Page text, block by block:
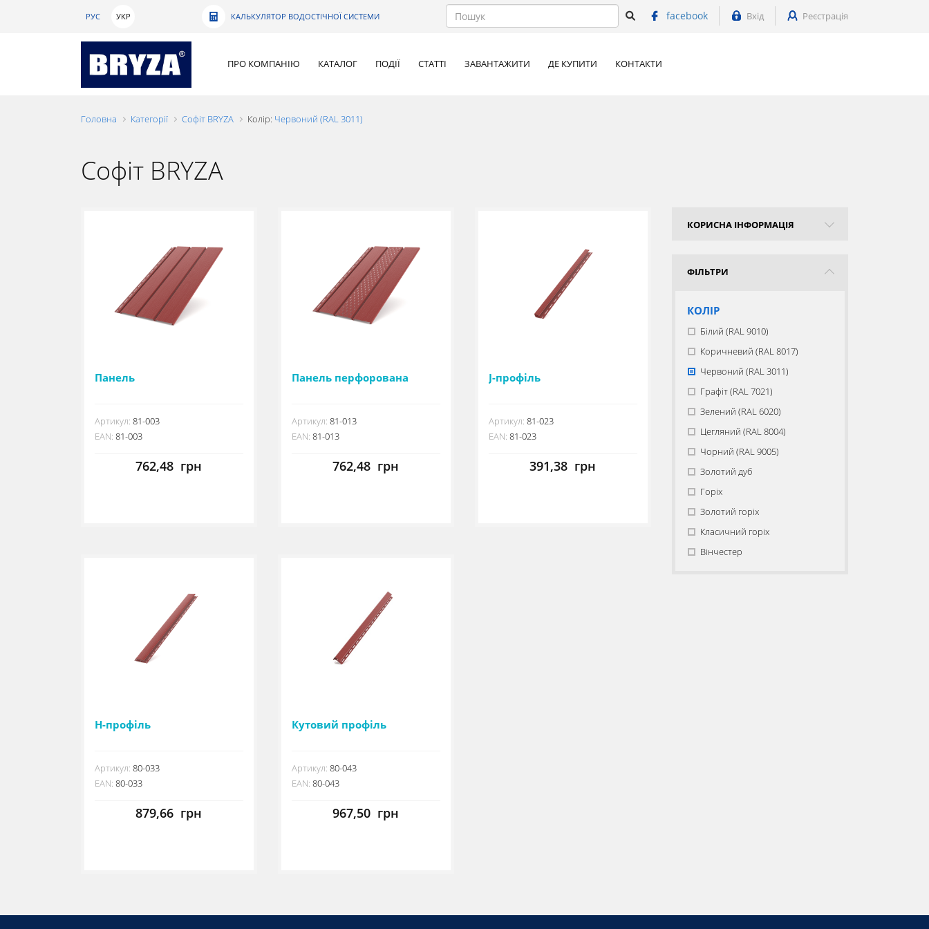
РУС УКР КАЛЬКУЛЯТОР ВОДОСТІЧНОЇ СИСТЕМИ facebook Вхід Реєстрація
ПРО КОМПАНІЮ КАТАЛОГ ПОДІЇ СТАТТІ ЗАВАНТАЖИТИ ДЕ КУПИТИ КОНТАКТИ
Головна Категорії Софіт BRYZA Колір: Червоний (RAL 3011)
Софіт BRYZA
Панель
Артикул: 81-003
EAN: 81-003
762,48 грн
Панель перфорована
Артикул: 81-013
EAN: 81-013
762,48 грн
J-профіль
Артикул: 81-023
EAN: 81-023
391,38 грн
Н-профіль
Артикул: 80-033
EAN: 80-033
879,66 грн
Кутовий профіль
Артикул: 80-043
EAN: 80-043
967,50 грн
КОРИСНА ІНФОРМАЦІЯ
ФІЛЬТРИ
КОЛІР
Білий (RAL 9010)
Коричневий (RAL 8017)
Червоний (RAL 3011)
Графіт (RAL 7021)
Зелений (RAL 6020)
Цегляний (RAL 8004)
Чорний (RAL 9005)
Золотий дуб
Горіх
Золотий горіх
Класичний горіх
Вінчестер